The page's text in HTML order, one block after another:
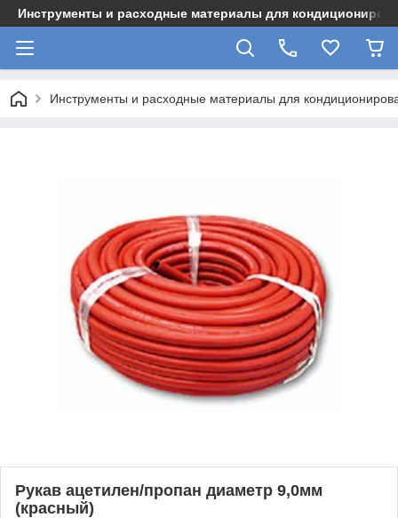
Инструменты и расходные материалы для
Инструменты и расходные материалы для
Рукав ацетилен/пропан диаметр 9,0мм
(красный)